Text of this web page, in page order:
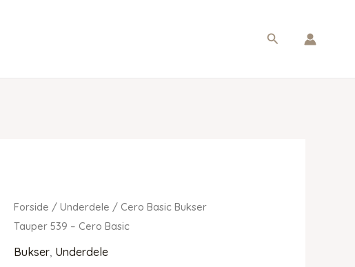
Søg
Forside /Underdele / Cero Basic Bukser
Tauper 539 – Cero Basic
Bukser, Underdele